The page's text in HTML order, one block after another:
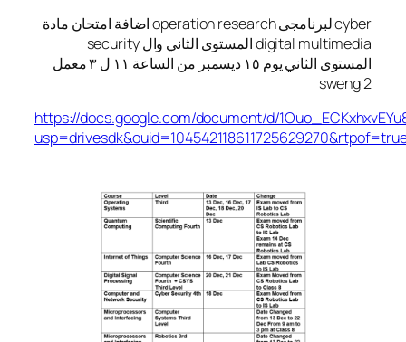
اضافة امتحان مادة operation research لبرنامجى cyber
security المستوى الثاني وال digital multimedia
المستوى الثاني يوم ١٥ ديسمبر من الساعة ١١ ل ٣ معمل
sweng 2
https://docs.google.com/document/d/